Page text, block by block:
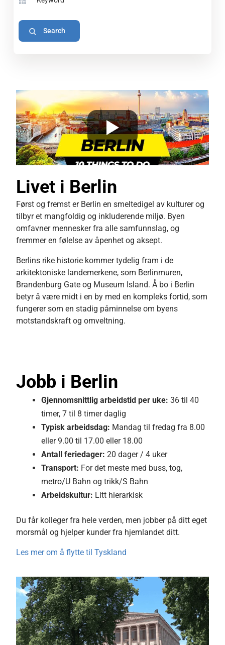
Livet i Berlin
Først og fremst er Berlin en smeltedigel av kulturer og
tilbyr et mangfoldig og inkluderende miljø. Byen
omfavner mennesker fra alle samfunnslag, og
fremmer en følelse av åpenhet og aksept.
Berlins rike historie kommer tydelig fram i de
arkitektoniske landemerkene, som Berlinmuren,
Brandenburg Gate og Museum Island. Å bo i Berlin
betyr å være midt i en by med en kompleks fortid, som
fungerer som en stadig påminnelse om byens
motstandskraft og omveltning.
Jobb i Berlin
Gjennomsnittlig arbeidstid per uke: 36 til 40
timer, 7 til 8 timer daglig
Typisk arbeidsdag: Mandag til fredag fra 8.00
eller 9.00 til 17.00 eller 18.00
Antall feriedager: 20 dager / 4 uker
Transport: For det meste med buss, tog,
metro/U Bahn og trikk/S Bahn
Arbeidskultur: Litt hierarkisk
Du får kolleger fra hele verden, men jobber på ditt eget
morsmål og hjelper kunder fra hjemlandet ditt.
Les mer om å flytte til Tyskland